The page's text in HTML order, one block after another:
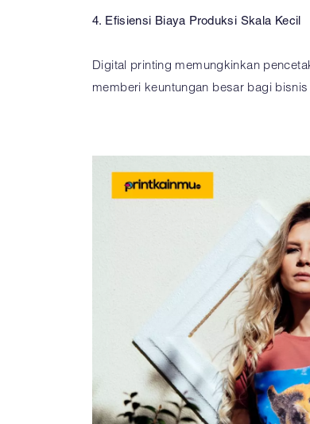
4. Efisiensi Biaya Produksi Skala Kecil
Digital printing memungkinkan
memberi keuntungan besar bagi